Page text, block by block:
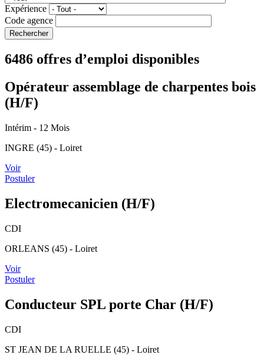
Expérience
Code agence
6486 offres d’emploi disponibles
Opérateur assemblage de charpentes bois
(H/F)
Intérim - 12 Mois
INGRE (45) - Loiret
Voir
Postuler
Electromecanicien (H/F)
CDI
ORLEANS (45) - Loiret
Voir
Postuler
Conducteur SPL porte Char (H/F)
CDI
ST JEAN DE LA RUELLE (45) - Loiret